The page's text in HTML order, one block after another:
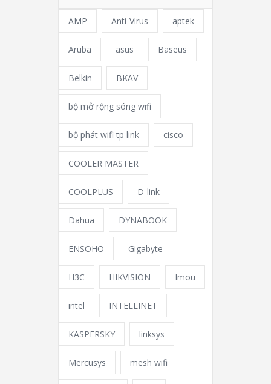
AMP Anti-Virus aptek
Aruba asus Baseus
Belkin BKAV
bộ mở rộng sóng wifi
bộ phát wifi tp link cisco
COOLER MASTER
COOLPLUS D-link
Dahua DYNABOOK
ENSOHO Gigabyte
H3C HIKVISION Imou
intel INTELLINET
KASPERSKY linksys
Mercusys mesh wifi